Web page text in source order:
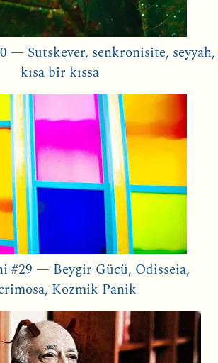
— Sutskever, senkronisite, seyyah,
kısa bir kıssa
#29 — Beygir Gücü, Odisseia,
Kozmik Panik